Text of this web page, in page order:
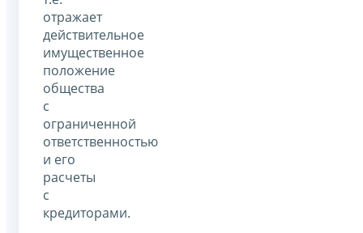
отражает
действительное
имущественное
положение
общества
с
ограниченной
ответственностью
и его
расчеты
с
кредиторами.